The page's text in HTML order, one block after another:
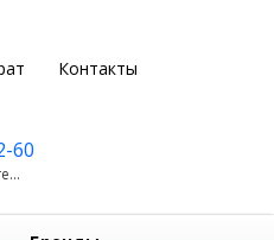
Контакты
60